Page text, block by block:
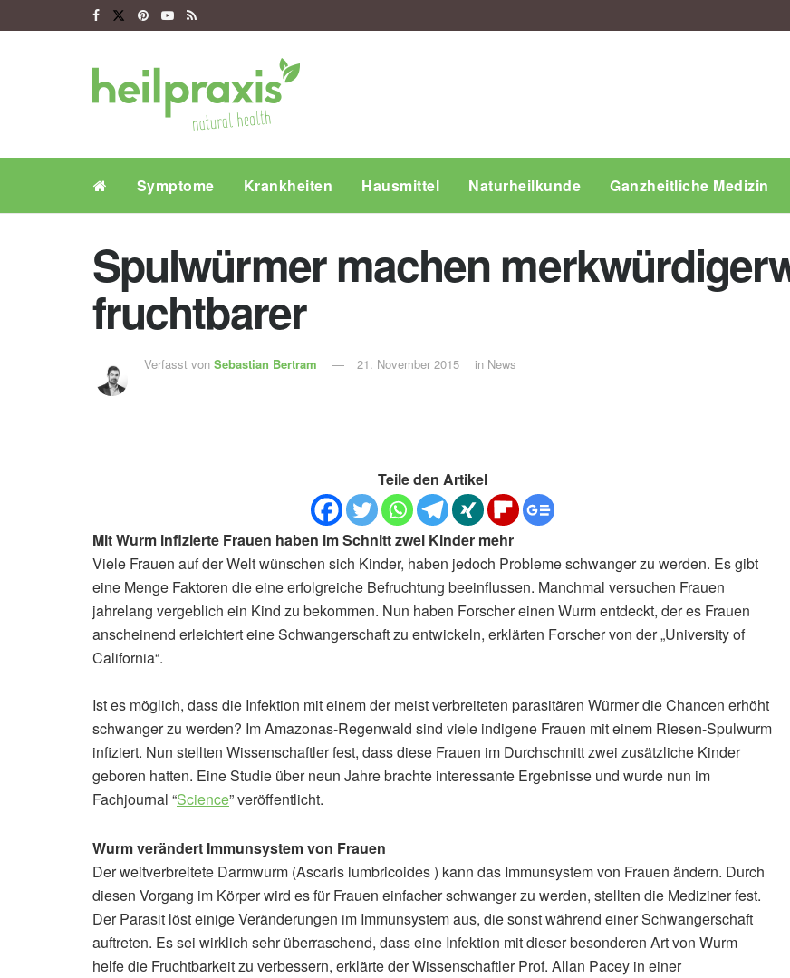
Symptome Krankheiten Hausmittel Naturheilkunde Ganzheitliche Medizin
Spulwürmer machen
fruchtbarer
Verfasst von Sebastian Bertram 21. November 2015 in News
Teile den Artikel
Mit Wurm infizierte Frauen haben im Schnitt zwei Kinder mehr
Viele Frauen auf der Welt wünschen sich Kinder, haben jedoch Probleme schwanger zu werden. Es gibt
eine Menge Faktoren die eine erfolgreiche Befruchtung beeinflussen. Manchmal versuchen Frauen
jahrelang vergeblich ein Kind zu bekommen. Nun haben Forscher einen Wurm entdeckt, der es Frauen
anscheinend erleichtert eine Schwangerschaft zu entwickeln, erklärten Forscher von der „University of
California“.
Ist es möglich, dass die Infektion mit einem der meist verbreiteten parasitären Würmer die Chancen erhöht
schwanger zu werden? Im Amazonas-Regenwald sind viele indigene Frauen mit einem Riesen-Spulwurm
infiziert. Nun stellten Wissenschaftler fest, dass diese Frauen im Durchschnitt zwei zusätzliche Kinder
geboren hatten. Eine Studie über neun Jahre brachte interessante Ergebnisse und wurde nun im
Fachjournal “Science” veröffentlicht.
Wurm verändert Immunsystem von Frauen
Der weitverbreitete Darmwurm (Ascaris lumbricoides ) kann das Immunsystem von Frauen ändern. Durch
diesen Vorgang im Körper wird es für Frauen einfacher schwanger zu werden, stellten die Mediziner fest.
Der Parasit löst einige Veränderungen im Immunsystem aus, die sonst während einer Schwangerschaft
auftreten. Es sei wirklich sehr überraschend, dass eine Infektion mit dieser besonderen Art von Wurm
helfe die Fruchtbarkeit zu verbessern, erklärte der Wissenschaftler Prof. Allan Pacey in einer